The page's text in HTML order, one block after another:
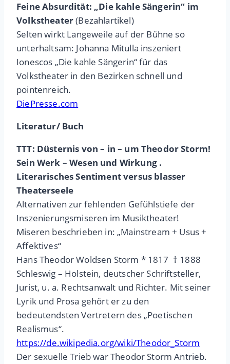
Feine Absurdität: „Die kahle Sängerin“ im
Volkstheater(Bezahlartikel)
Selten wirkt Langeweile auf der Bühne so
unterhaltsam: Johanna Mitulla inszeniert
Ionescos „Die kahle Sängerin“ für das
Volkstheater in den Bezirken schnell und
pointenreich.
DiePresse.com
Literatur/ Buch
TTT: Düsternis von – in – um Theodor Storm!
Sein Werk – Wesen und Wirkung .
Literarisches Sentiment versus blasser
Theaterseele
Alternativen zur fehlenden Gefühlstiefe der
Inszenierungsmiseren im Musiktheater!
Miseren beschrieben in: „Mainstream + Usus +
Affektives“
Hans Theodor Woldsen Storm * 1817 † 1888
Schleswig – Holstein, deutscher Schriftsteller,
Jurist, u. a. Rechtsanwalt und Richter. Mit seiner
Lyrik und Prosa gehört er zu den
bedeutendsten Vertretern des „Poetischen
Realismus“.
https://de.wikipedia.org/wiki/Theodor_Storm
Der sexuelle Trieb war Theodor Storm Antrieb.